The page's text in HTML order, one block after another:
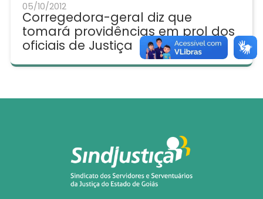
05/10/2012
Corregedora-geral diz que
tomará providências em prol dos
oficiais de Justiça